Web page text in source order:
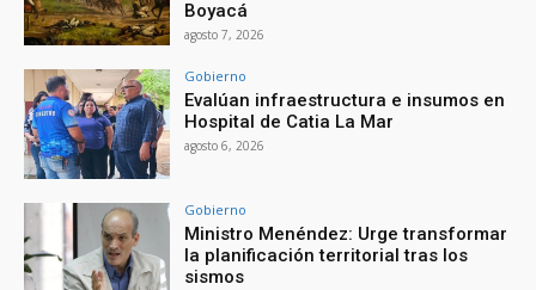
Boyacá
agosto 7, 2026
Gobierno
Evalúan infraestructura e insumos en
Hospital de Catia La Mar
agosto 6, 2026
Gobierno
Ministro Menéndez: Urge transformar
la planificación territorial tras los
sismos